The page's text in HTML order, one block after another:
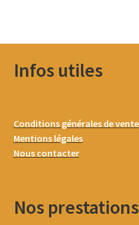
Infos utiles
Conditions générales de vente
Mentions légales
Nous contacter
Nos prestations